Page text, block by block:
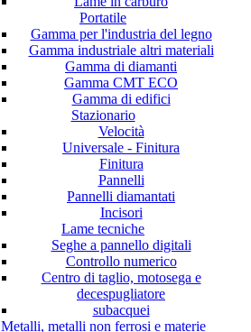
Portatile
Gamma per l'industria del legno
Gamma industriale altri materiali
Gamma di diamanti
Gamma CMT ECO
Gamma di edifici
Stazionario
Velocità
Universale - Finitura
Finitura
Pannelli
Pannelli diamantati
Incisori
Lame tecniche
Seghe a pannello digitali
Controllo numerico
Centro di taglio, motosega e
decespugliatore
subacquei
Metalli, metalli non ferrosi e materie